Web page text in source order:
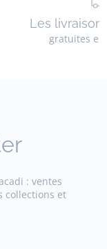
Les
gratuites
: ventes
collections et